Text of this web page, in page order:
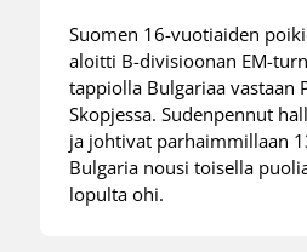
Suomen 16-vuotiaiden
aloitti B-divisioonan EM-
tappiolla Bulgariaa vastaan
Skopjessa. Sudenpennut
ja johtivat parhaimmillaan
Bulgaria nousi toisella
lopulta ohi.